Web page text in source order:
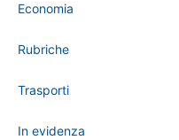
Economia
Rubriche
Trasporti
In evidenza